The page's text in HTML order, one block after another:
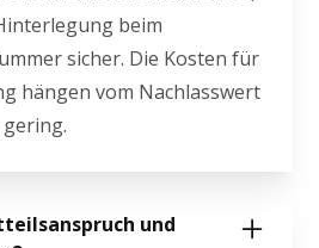
beim
sicher. Die Kosten für
hängen vom Nachlasswert
und